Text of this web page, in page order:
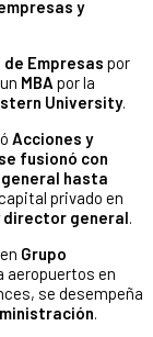
y
Empresas por
MBA por la
University.
Acciones y
se fusionó con
hasta
privado en
general.
Grupo
aeropuertos en
se desempeña
.